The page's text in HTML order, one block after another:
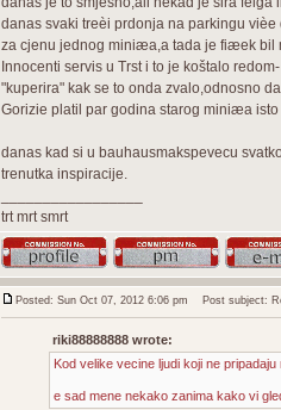
danas svaki treèi prdonja na parkingu
za cjenu jednog miniæa,a tada je fiæek bil
Innocenti servis u Trst i to je koštalo
"kuperira" kak se to onda zvalo,odnosno
Gorizie platil par godina starog miniæa
danas kad si u bauhausmakspevecu
trenutka inspiracije.
trt mrt smrt
Posted: Sun Oct 07, 2012 6:06 pm Post subject:
riki88888888 wrote:
Kod velike vecine ljudi koji ne
e sad mene nekako zanima kako vi